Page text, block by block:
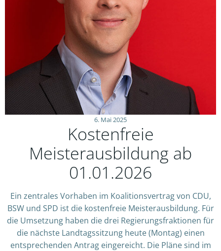
6. Mai 2025
Kostenfreie
Meisterausbildung ab
01.01.2026
Ein zentrales Vorhaben im Koalitionsvertrag von CDU,
BSW und SPD ist die kostenfreie Meisterausbildung. Für
die Umsetzung haben die drei Regierungsfraktionen für
die nächste Landtagssitzung heute (Montag) einen
entsprechenden Antrag eingereicht. Die Pläne sind im